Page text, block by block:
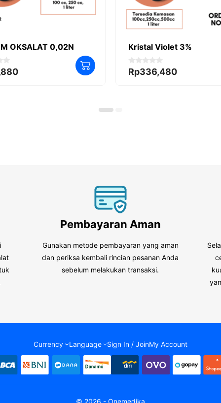
OKSALAT 0,02N Kristal Violet 3%
0
oRp336,480
Pembayaran Aman
Gunakan metode pembayaran yang aman
dan periksa kembali rincian pesanan Anda
sebelum melakukan transaksi.
Currency Language Sign In / JoinMy Account
© 2026 - Onemedika